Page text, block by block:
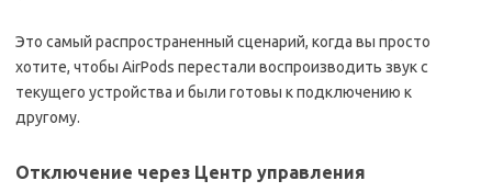
Это самый распространенный сценарий, когда вы просто
хотите, чтобы AirPods перестали воспроизводить звук с
текущего устройства и были готовы к подключению к
другому.
Отключение через Центр управления